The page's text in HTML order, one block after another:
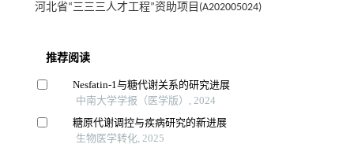
河北省“三三三人才工程”资助项目(A202005024)